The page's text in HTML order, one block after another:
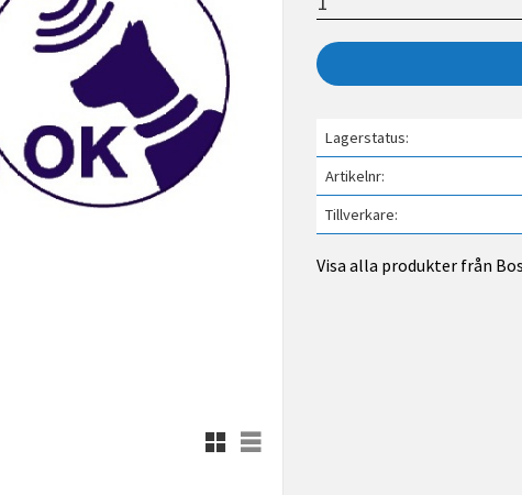
Rutnätsvy
Listvy
Lagerstatus
Artikelnr
Tillverkare
Visa alla produkter från